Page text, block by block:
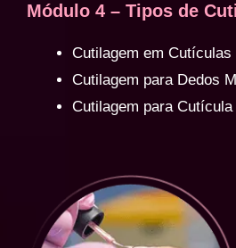
Módulo 4 – Tipos de
Cutilagem em Cutículas
Cutilagem para Dedos
Cutilagem para